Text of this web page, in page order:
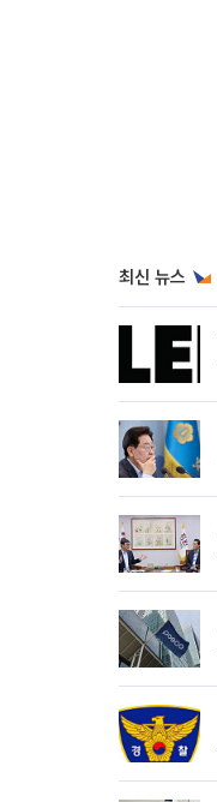
최신 뉴스